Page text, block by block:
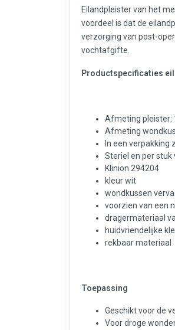
Eilandpleister van het
voordeel is dat de
verzorging van post-
vochtafgifte.
Productspecificaties
Afmeting pleister:
Afmeting
In een verpakking
Steriel en per stuk
Klinion 294204
kleur wit
wondkussen
voorzien van een
dragermateriaal
huidvriendelijke
rekbaar materiaal
Toepassing
Geschikt voor de
Voor droge